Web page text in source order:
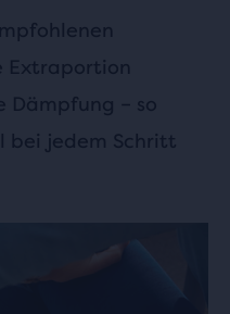
Extraportion
Dämpfung – so
bei jedem Schritt